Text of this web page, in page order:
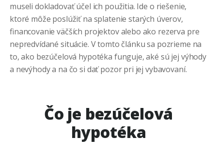
museli dokladovať účel ich použitia. Ide o riešenie,
ktoré môže poslúžiť na splatenie starých úverov,
financovanie väčších projektov alebo ako rezerva pre
nepredvídané situácie. V tomto článku sa pozrieme na
to, ako bezúčelová hypotéka funguje, aké sú jej výhody
a nevýhody a na čo si dať pozor pri jej vybavovaní.
Čo je bezúčelová
hypotéka